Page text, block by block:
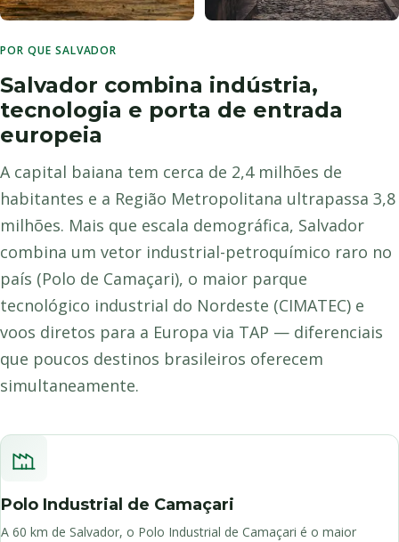
PÔR DO SOL BAIANO
POR QUE SALVADOR
Salvador combina indústria,
tecnologia e porta de entrada
europeia
A capital baiana tem cerca de 2,4 milhões de
habitantes e a Região Metropolitana ultrapassa 3,8
milhões. Mais que escala demográfica, Salvador
combina um vetor industrial-petroquímico raro no
país (Polo de Camaçari), o maior parque
tecnológico industrial do Nordeste (CIMATEC) e
voos diretos para a Europa via TAP — diferenciais
que poucos destinos brasileiros oferecem
simultaneamente.
Polo Industrial de Camaçari
A 60 km de Salvador, o Polo Industrial de Camaçari é o maior